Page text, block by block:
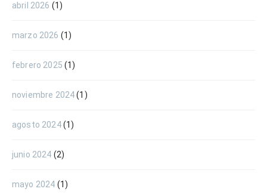
abril 2026 (1)
marzo 2026 (1)
febrero 2025 (1)
noviembre 2024(1)
agosto 2024(1)
junio 2024 (2)
mayo 2024 (1)